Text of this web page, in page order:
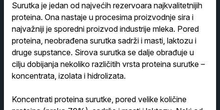
Surutka je jedan od najvećih rezervoara najkvalitetnijih
proteina. Ona nastaje u procesima proizvodnje sira i
najvažniji je sporedni proizvod industrije mleka. Pored
proteina, neobrađena surutka sadrži i masti, laktozu i
druge supstance. Sirova surutka se dalje obrađuje u
cilju dobijanja nekoliko različitih vrsta proteina surutke –
koncentrata, izolata i hidrolizata.
Koncentrati proteina surutke, pored velike količine